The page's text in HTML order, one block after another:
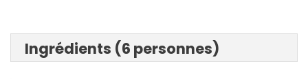
Ingrédients (6 personnes)